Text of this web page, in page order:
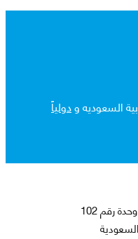
السعوديه ودولياً